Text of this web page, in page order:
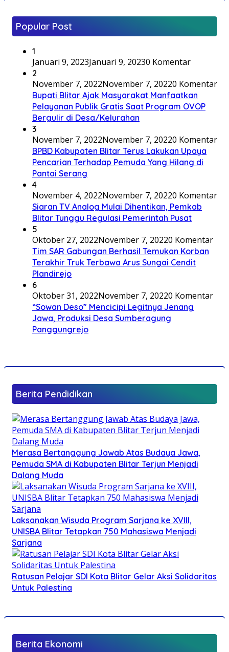
Popular Post
1
Januari 9, 2023Januari 9, 20230 Komentar
2
November 7, 2022November 7, 20220 Komentar
Bupati Blitar Ajak Masyarakat Manfaatkan
Pelayanan Publik Gratis Saat Program OVOP
Bergulir di Desa/Kelurahan
3
November 7, 2022November 7, 20220 Komentar
BPBD Kabupaten Blitar Terus Lakukan Upaya
Pencarian Terhadap Pemuda Yang Hilang di
Pantai Serang
4
November 4, 2022November 7, 20220 Komentar
Siaran TV Analog Mulai Dihentikan, Pemkab
Blitar Tunggu Regulasi Pemerintah Pusat
5
Oktober 27, 2022November 7, 20220 Komentar
Tim SAR Gabungan Berhasil Temukan Korban
Terakhir Truk Terbawa Arus Sungai Cendit
Plandirejo
6
Oktober 31, 2022November 7, 20220 Komentar
“Sowan Deso” Mencicipi Legitnya Jenang
Jawa, Produksi Desa Sumberagung
Panggungrejo
Berita Pendidikan
Merasa Bertanggung Jawab Atas Budaya Jawa,
Pemuda SMA di Kabupaten Blitar Terjun Menjadi
Dalang Muda
Laksanakan Wisuda Program Sarjana ke XVIII,
UNISBA Blitar Tetapkan 750 Mahasiswa Menjadi
Sarjana
Ratusan Pelajar SDI Kota Blitar Gelar Aksi Solidaritas
Untuk Palestina
Berita Ekonomi